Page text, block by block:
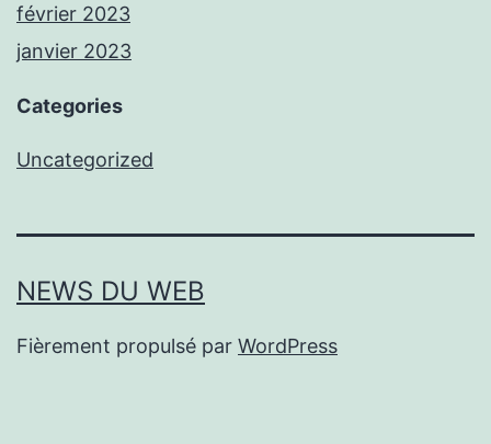
février 2023
janvier 2023
Categories
Uncategorized
NEWS DU WEB
Fièrement propulsé par WordPress